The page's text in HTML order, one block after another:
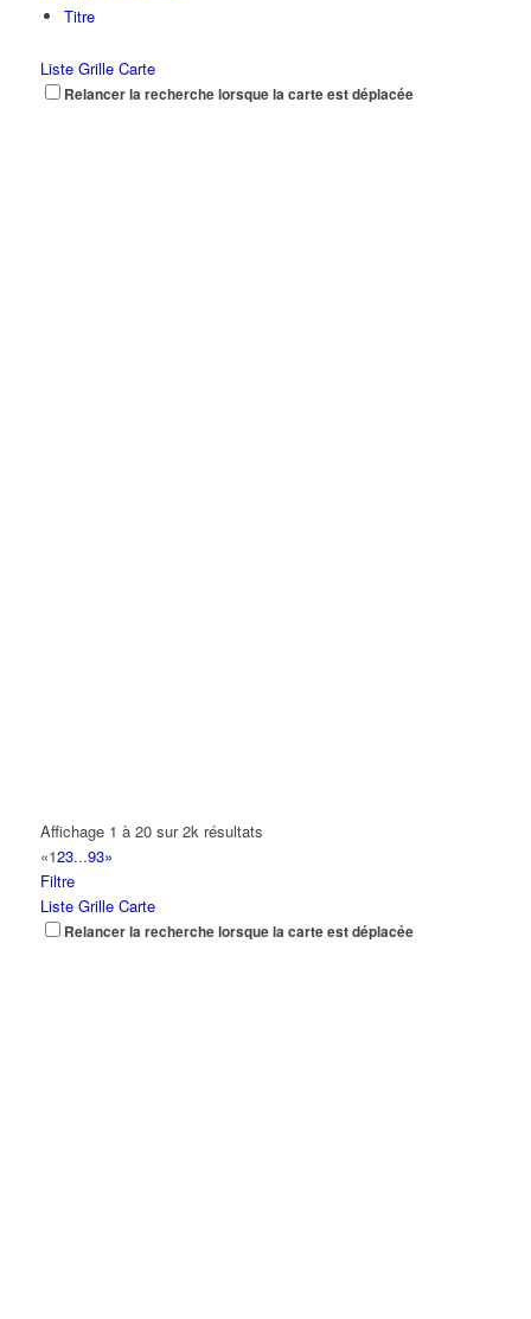
Titre
Liste Grille Carte
Relancer la recherche lorsque la carte est déplacée
Affichage 1 à 20 sur 2k résultats
«123...93»
Filtre
Liste Grille Carte
Relancer la recherche lorsque la carte est déplacée